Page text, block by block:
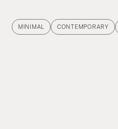
MINIMAL CONTEMPORARY